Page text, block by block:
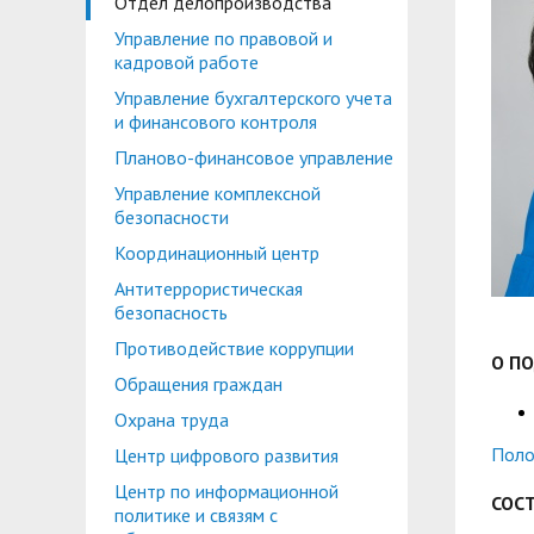
Планово-финансовое управление
Координационный центр
Противодействие коррупции
Охрана труда
Центр по информационной политике и
Управление по административно-
Профком студентов и аспирантов
Лучшие студенты
Вопросы ректору
Центр карьеры
Консультационный центр поддержки
Учебно-тренинговый центр
Центр тестирования иностранных граждан
Центр русского языка как иностранного
Образовательный модуль «Обучение
Управление по правовой и
кадровой работе
Управление бухгалтерского учета
и финансового контроля
Планово-финансовое управление
Управление комплексной
безопасности
Координационный центр
Антитеррористическая
безопасность
Противодействие коррупции
Обращения граждан
Охрана труда
Центр цифрового развития
Центр по информационной
политике и связям с
О